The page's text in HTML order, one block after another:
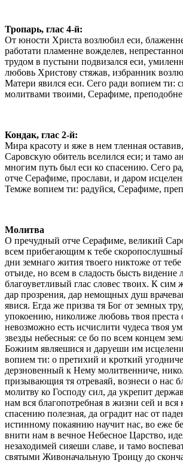
Тропарь, глас 4-й:
От юности Христа возлюбил еси,
работати пламенне вожделев,
трудом в пустыни подвизался еси,
любовь Христову стяжав, избранник
Матери явился еси. Сего ради вопием ти:
молитвами твоими, Серафиме,
Кондак, глас 2-й:
Мира красоту и яже в нем тленная
Саровскую обитель вселился еси; и тамо
многим путь был еси ко спасению. Сего
отче Серафиме, прослави, и даром
Темже вопием ти: радуйся, Серафиме,
Молитва
О пречудный отче Серафиме, великий
всем прибегающим к тебе
дни земнаго жития твоего никтоже от
отъиде, но всем в сладость бысть видение
благоуветливый глас словес твоих. К сим
дар прозрения, дар немощных душ
явися. Егда же призва тя Бог от земных
упокоению, николиже любовь твоя преста
невозможно есть исчислити чудеса твоя
звезды небесныя: се бо по всем концем
Божиим являешися и даруеши им
вопием ти: о претихий и кроткий
дерзновенный к Нему молитвенниче,
призывающия тя отреваяй, вознеси о нас
молитву ко Господу сил, да укрепит
нам вся благопотребная в жизни сей и
спасению полезная, да оградит нас от
истинному покаянию научит нас, во еже
внити нам в вечное Небесное Царство,
незаходимей сияеши славе, и тамо
святыми Живоначальную Троицу до